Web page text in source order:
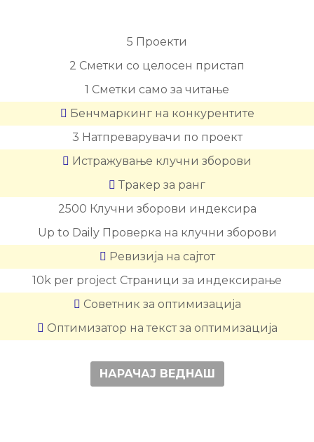
5 Проекти
2 Сметки со целосен пристап
1 Сметки само за читање
Бенчмаркинг на конкурентите
3 Натпреварувачи по проект
Истражување клучни зборови
Тракер за ранг
2500 Клучни зборови индексира
Up to Daily Проверка на клучни зборови
Ревизија на сајтот
10k per project Страници за индексирање
Советник за оптимизација
Оптимизатор на текст за оптимизација
НАРАЧАЈ ВЕДНАШ